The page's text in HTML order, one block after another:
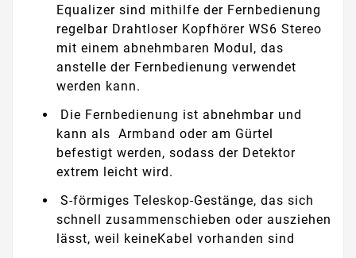
Equalizer sind mithilfe der Fernbedienung
regelbar Drahtloser Kopfhörer WS6 Stereo
mit einem abnehmbaren Modul, das
anstelle der Fernbedienung verwendet
werden kann.
Die Fernbedienung ist abnehmbar und
kann als Armband oder am Gürtel
befestigt werden, sodass der Detektor
extrem leicht wird.
S-förmiges Teleskop-Gestänge, das sich
schnell zusammenschieben oder ausziehen
lässt, weil keineKabel vorhanden sind